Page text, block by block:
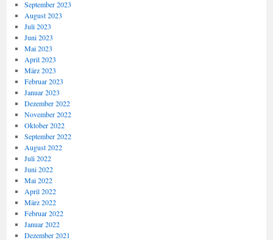
September 2023
August 2023
Juli 2023
Juni 2023
Mai 2023
April 2023
März 2023
Februar 2023
Januar 2023
Dezember 2022
November 2022
Oktober 2022
September 2022
August 2022
Juli 2022
Juni 2022
Mai 2022
April 2022
März 2022
Februar 2022
Januar 2022
Dezember 2021